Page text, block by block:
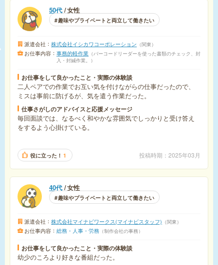
50代 女性
趣味やプライベートと両立して働きたい
派遣会社 株式会社イシカワコーポレーション 関東
お仕事内容 事務的軽作業
バーコードリーダーを使った書類のチェック、封
入・封緘作業。
お仕事をして良かったこと・実際の体験談
二人ペアでの作業でお互い気を付けながらの仕事だったので、
ミスは事前に防げるが、気を遣う作業だった。
仕事さがしのアドバイスと応援メッセージ
毎回面談では、なるべく和やかな雰囲気でしっかりと受け答え
をするよう心掛けている。
役に立った！ 1 投稿時期 2025年03月
40代 女性
趣味やプライベートと両立して働きたい
派遣会社 株式会社マイナビワークス(マイナビスタッフ) 関東
お仕事内容 総務・人事・労務 制作会社の事務
お仕事をして良かったこと・実際の体験談
幼少のころより好きな番組だった。